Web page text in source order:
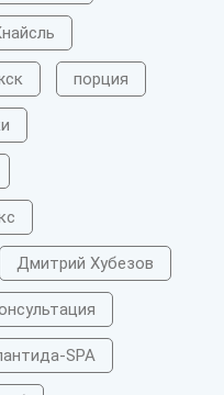
порция
Дмитрий Хубезов
SPA